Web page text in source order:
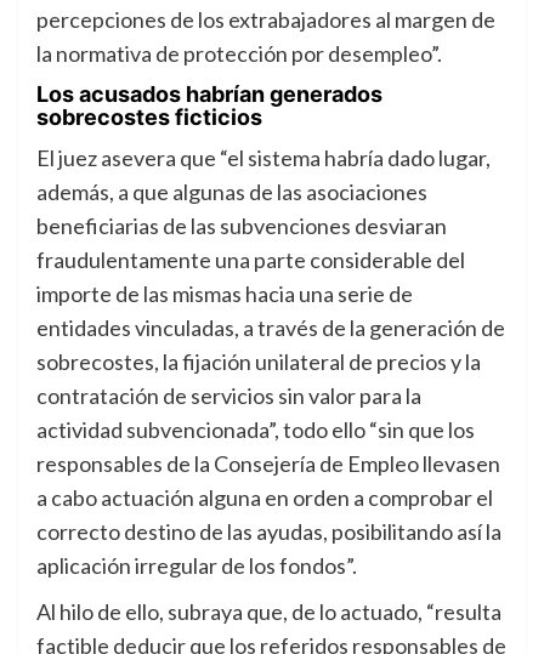
percepciones de los extrabajadores al margen de
la normativa de protección por desempleo”.
Los acusados habrían generados
sobrecostes ficticios
El juez asevera que “el sistema habría dado lugar,
además, a que algunas de las asociaciones
beneficiarias de las subvenciones desviaran
fraudulentamente una parte considerable del
importe de las mismas hacia una serie de
entidades vinculadas, a través de la generación de
sobrecostes, la fijación unilateral de precios y la
contratación de servicios sin valor para la
actividad subvencionada”, todo ello “sin que los
responsables de la Consejería de Empleo llevasen
a cabo actuación alguna en orden a comprobar el
correcto destino de las ayudas, posibilitando así la
aplicación irregular de los fondos”.
Al hilo de ello, subraya que, de lo actuado, “resulta
factible deducir que los referidos responsables de